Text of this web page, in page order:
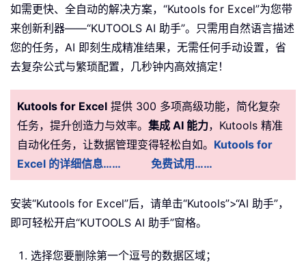
如需更快、全自动的解决方案，“Kutools for Excel”为您带
来创新利器——“KUTOOLS AI 助手”。只需用自然语言描述
您的任务，AI 即刻生成精准结果，无需任何手动设置，省
去复杂公式与繁琐配置，几秒钟内高效搞定！
Kutools for Excel 提供 300 多项高级功能，简化复杂
任务，提升创造力与效率。 集成 AI 能力，Kutools 精准
自动化任务，让数据管理变得轻松自如。 Kutools for
Excel 的详细信息……
免费试用……
安装“Kutools for Excel”后，请单击“Kutools”>“AI 助手”，
即可轻松开启“KUTOOLS AI 助手”窗格。
选择您要删除第一个逗号的数据区域；